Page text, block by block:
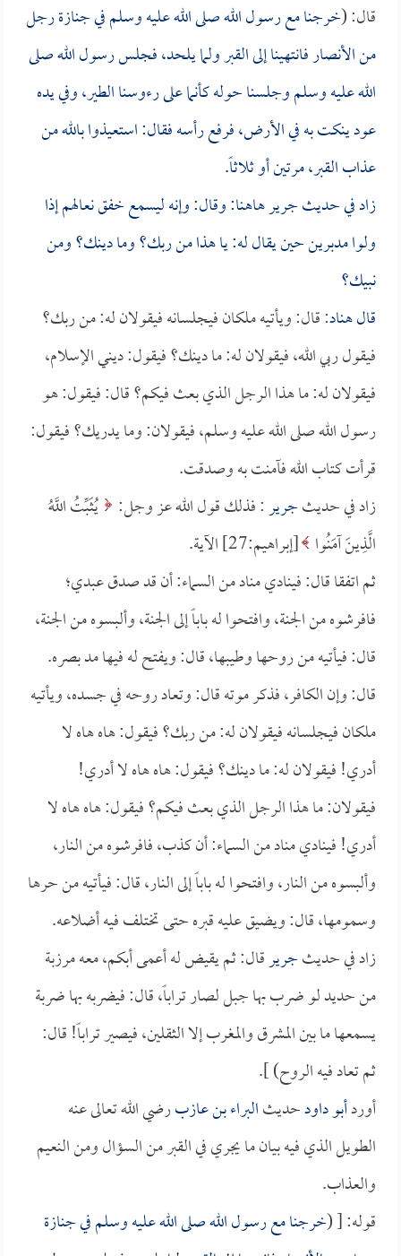
قال: (خرجنا مع رسول الله صلى الله عليه وسلم في جنازة رجل
من الأنصار فانتهينا إلى القبر ولما يلحد، فجلس رسول الله صلى
الله عليه وسلم وجلسنا حوله كأنما على رءوسنا الطير، وفي يده
عود ينكت به في الأرض، فرفع رأسه فقال: استعيذوا بالله من
عذاب القبر، مرتين أو ثلاثاً.
زاد في حديثجريرهاهنا: وقال: وإنه ليسمع خفق نعالهم إذا
ولوا مدبرين حين يقال له: يا هذا من ربك؟ وما دينك؟ ومن
نبيك؟
قالهناد: قال: ويأتيه ملكان فيجلسانه فيقولان له: من ربك؟
فيقول ربي الله، فيقولان له: ما دينك؟ فيقول: ديني الإسلام،
فيقولان له: ما هذا الرجل الذي بعث فيكم؟ قال: فيقول: هو
رسول الله صلى الله عليه وسلم، فيقولان: وما يدريك؟ فيقول:
قرأت كتاب الله فآمنت به وصدقت.
زاد في حديثجرير: فذلك قول الله عز وجل: يُثَبِّتُ اللَّهُ
الَّذِينَ آمَنُوا [إبراهيم:27] الآية.
ثم اتفقا قال: فينادي مناد من السماء: أن قد صدق عبدي؛
فافرشوه من الجنة، وافتحوا له باباً إلى الجنة، وألبسوه من الجنة،
قال: فيأتيه من روحها وطيبها، قال: ويفتح له فيها مد بصره.
قال: وإن الكافر، فذكر موته قال: وتعاد روحه في جسده، ويأتيه
ملكان فيجلسانه فيقولان له: من ربك؟ فيقول: هاه هاه لا
أدري! فيقولان له: ما دينك؟ فيقول: هاه هاه لا أدري!
فيقولان: ما هذا الرجل الذي بعث فيكم؟ فيقول: هاه هاه لا
أدري! فينادي مناد من السماء: أن كذب، فافرشوه من النار،
وألبسوه من النار، وافتحوا له باباً إلى النار، قال: فيأتيه من حرها
وسمومها، قال: ويضيق عليه قبره حتى تختلف فيه أضلاعه.
زاد في حديثجريرقال: ثم يقيض له أعمى أبكم، معه مرزبة
من حديد لو ضرب بها جبل لصار تراباً، قال: فيضربه بها ضربة
يسمعها ما بين المشرق والمغرب إلا الثقلين، فيصير تراباً! قال:
ثم تعاد فيه الروح) ].
أوردأبو داودحديثالبراء بن عازبرضي الله تعالى عنه
الطويل الذي فيه بيان ما يجري في القبر من السؤال ومن النعيم
والعذاب.
قوله: [ (خرجنا مع رسول الله صلى الله عليه وسلم في جنازة